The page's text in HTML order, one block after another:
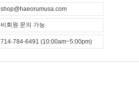
shop@haeorumusa.com
비회원 문의 가능
714-784-6491 (10:00am~5:00pm)